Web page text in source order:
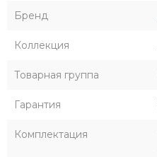
Бренд
Коллекция
Товарная группа
Гарантия
Комплектация